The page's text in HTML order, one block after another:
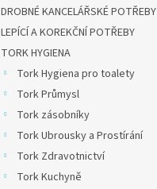
DROBNÉ KANCELÁŘSKÉ POTŘEBY
LEPÍCÍ A KOREKČNÍ POTŘEBY
TORK HYGIENA
Tork Hygiena pro toalety
Tork Průmysl
Tork zásobníky
Tork Ubrousky a Prostírání
Tork Zdravotnictví
Tork Kuchyně